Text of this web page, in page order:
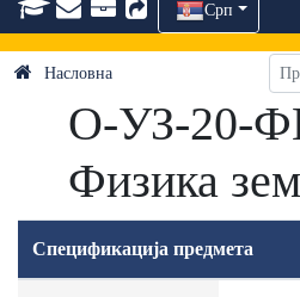
Срп
Насловна
О-УЗ-20-
Физика
Спецификација предмета